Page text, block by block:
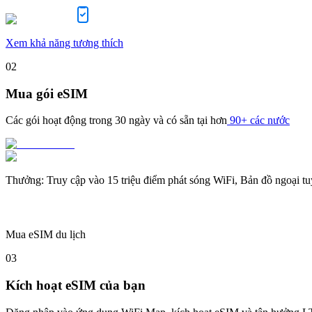
Xem khả năng tương thích
02
Mua gói eSIM
Các gói hoạt động trong 30 ngày và có sẵn tại hơn 90+ các nước
Thưởng: Truy cập vào 15 triệu điểm phát sóng WiFi, Bản đồ ngoại
Mua eSIM du lịch
03
Kích hoạt eSIM của bạn